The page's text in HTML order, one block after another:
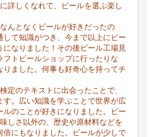
詳しくなれて、ビールを選ぶ楽し
んとなくビールが好きだったの
して知識がつき、今まで以上にビー
になりました！その後ビール工場見
フトビールショップに行ったりな
りました。何事も好奇心を持ってチ
定のテキストに出会ったことで、
す。広い知識を学ぶことで世界が広
ルのことが好きになりました。ビー
しさ以外の、歴史や原材料などを
倍にもなりました。ビールが少しで